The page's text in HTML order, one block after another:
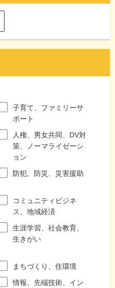
子育て、ファミリーサ
ポート
人権、男女共同、DV対
策、ノーマライゼーシ
ョン
防犯、防災、災害援助
コミュニティビジネ
ス、地域経済
生涯学習、社会教育、
生きがい
まちづくり、住環境
情報、先端技術、イン